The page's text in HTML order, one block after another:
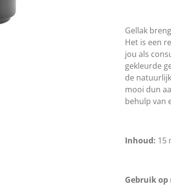
Gellak
Het is een
jou als
gekleurde
de
mooi dun
behulp van
Inhoud: 15
Gebruik